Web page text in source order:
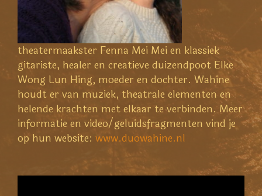
theatermaakster Fenna Mei Mei en klassiek
gitariste, healer en creatieve duizendpoot Elke
Wong Lun Hing, moeder en dochter. Wahine
houdt er van muziek, theatrale elementen en
helende krachten met elkaar te verbinden. Meer
informatie en video/geluidsfragmenten vind je
op hun website: www.duowahine.nl